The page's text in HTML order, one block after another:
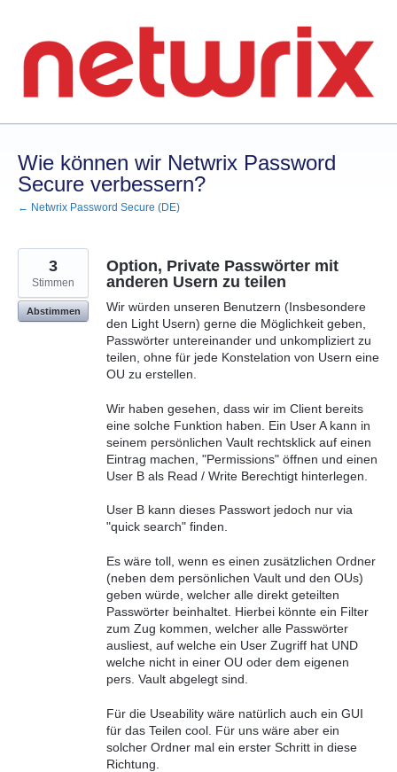
springen
Wie können wir Netwrix Password
Secure verbessern?
← Netwrix Password Secure (DE)
Option, Private Passwörter mit
anderen Usern zu teilen
Wir würden unseren Benutzern (Insbesondere
den Light Usern) gerne die Möglichkeit geben,
Passwörter untereinander und unkompliziert zu
teilen, ohne für jede Konstelation von Usern eine
OU zu erstellen.
Wir haben gesehen, dass wir im Client bereits
eine solche Funktion haben. Ein User A kann in
seinem persönlichen Vault rechtsklick auf einen
Eintrag machen, "Permissions" öffnen und einen
User B als Read / Write Berechtigt hinterlegen.
User B kann dieses Passwort jedoch nur via
"quick search" finden.
Es wäre toll, wenn es einen zusätzlichen Ordner
(neben dem persönlichen Vault und den OUs)
geben würde, welcher alle direkt geteilten
Passwörter beinhaltet. Hierbei könnte ein Filter
zum Zug kommen, welcher alle Passwörter
ausliest, auf welche ein User Zugriff hat UND
welche nicht in einer OU oder dem eigenen
pers. Vault abgelegt sind.
Für die Useability wäre natürlich auch ein GUI
für das Teilen cool. Für uns wäre aber ein
solcher Ordner mal ein erster Schritt in diese
Richtung.
3
Stimmen
Abstimmen